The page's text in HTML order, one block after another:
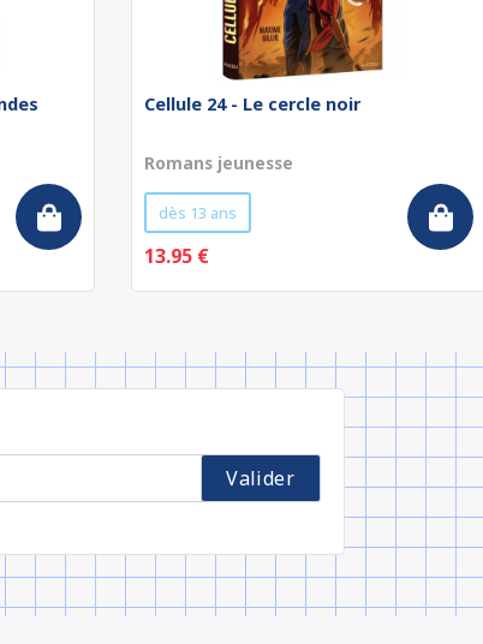
Cellule 24 - Le cercle noir
Romans jeunesse
dès 13 ans
13.95 €